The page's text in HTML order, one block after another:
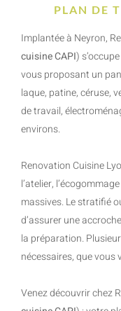
PLAN DE
Implantée à Neyron,
cuisine CAPI)
vous proposant un
laque, patine, céruse,
de travail,
environs.
Renovation Cuisine
l’atelier,
massives. Le stratifié
d’assurer une
la préparation.
nécessaires, que vous
Venez découvrir chez